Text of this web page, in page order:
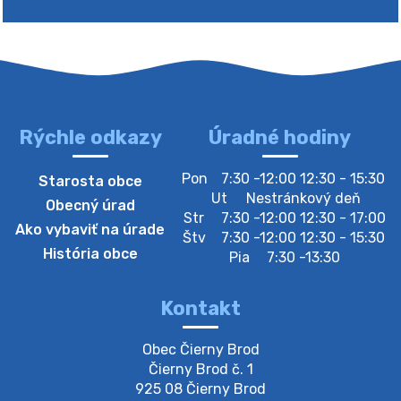
4. augusta 2026 10:05
Zberný dvor-Gyűjtőudvar
Oznamujeme obyvateľom, že v stredu 05. augusta
bude zberný dvor zatvorený. Értesítjük a lakosokat,
hogy szerdán augusztus 05-én a gyűjtőudvar zárva
lesz https://ciernybrod.sk?p=214…
Zber separovaného odpadu plastu-
Szeparált műanya…
Oznamujeme obyvateľom, že v stredu 05. augusta
Rýchle odkazy
Starosta obce
Obecný úrad
Ako vybaviť na úrade
História obce
Úradné hodiny
Pon
7:30 -12:00 12:30 - 15:30
Ut
Nestránkový deň
Str
7:30 -12:00 12:30 - 17:00
Štv
7:30 -12:00 12:30 - 15:30
Pia
7:30 -13:30
Kontakt
Obec Čierny Brod
Čierny Brod č. 1
925 08 Čierny Brod